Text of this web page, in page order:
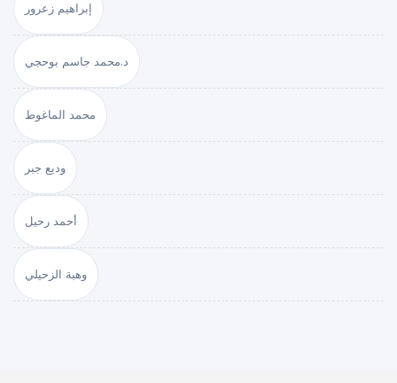
إبراهيم زعرور
د.محمد جاسم بوحجي
محمد الماغوط
وديع جبر
أحمد رحيل
وهبة الزحيلي